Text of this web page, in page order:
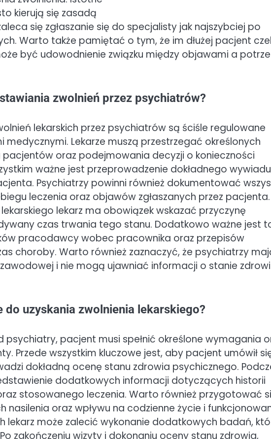
kierują się zasadą
się zgłaszanie się do specjalisty jak najszybciej po
Warto także pamiętać o tym, że im dłużej pacjent
być udowodnienie związku między objawami a
zwolnień przez psychiatrów?
lekarskich przez psychiatrów są ściśle regulowane
Lekarze muszą przestrzegać określonych
oraz podejmowania decyzji o konieczności
ważne jest przeprowadzenie dokładnego wywiadu
Psychiatrzy powinni również dokumentować
leczenia oraz objawów zgłaszanych przez
lekarz ma obowiązek wskazać przyczynę
czas trwania tego stanu. Dodatkowo ważne jest
pracodawcy wobec pracownika oraz przepisów
choroby. Warto również zaznaczyć, że psychiatrzy
i nie mogą ujawniać informacji o stanie
uzyskania zwolnienia lekarskiego?
psychiatry, pacjent musi spełnić określone wymagania
Przede wszystkim kluczowe jest, aby pacjent umówił
dokładną ocenę stanu zdrowia psychicznego.
dodatkowych informacji dotyczących historii
stosowanego leczenia. Warto również przygotować
oraz wpływu na codzienne życie i
lekarz może zalecić wykonanie dodatkowych badań,
zakończeniu wizyty i dokonaniu oceny stanu zdrowia,